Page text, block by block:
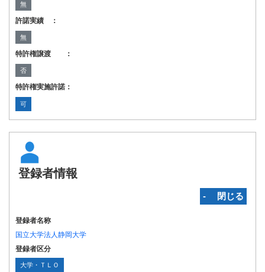
無
許諾実績 ：
無
特許権譲渡 ：
否
特許権実施許諾：
可
登録者情報
‐ 閉じる
登録者名称
国立大学法人静岡大学
登録者区分
大学・ＴＬＯ